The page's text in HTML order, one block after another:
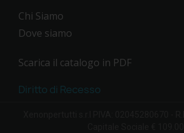
Chi Siamo
Dove siamo
Scarica il catalogo in PDF
Diritto di Recesso